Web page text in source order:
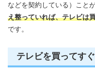
などを契約している）こと
え整っていれば、テレビは
です。
テレビを買ってす